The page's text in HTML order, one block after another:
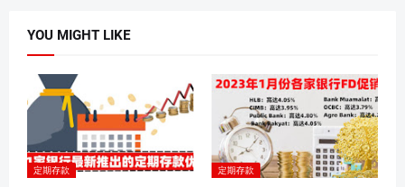
YOU MIGHT LIKE
定期存款 定期存款